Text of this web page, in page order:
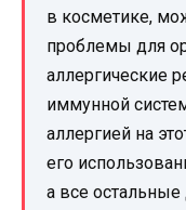
в косметике,
проблемы для
аллергические
иммунной
аллергией на
его
а все